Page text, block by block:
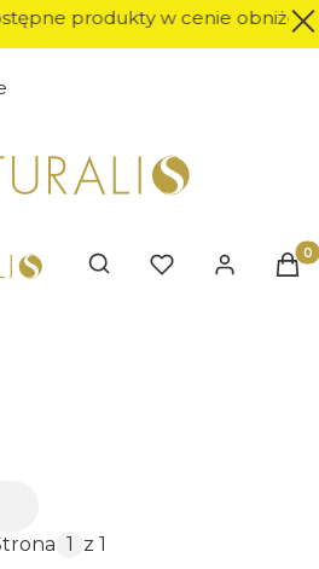
produkty w cenie obniżonej
Otwórz wyszukiwarkę
z 1